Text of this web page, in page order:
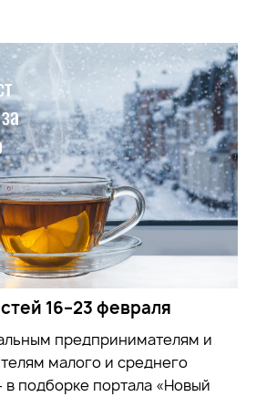
16–23 февраля
предпринимателям и
малого и среднего
в подборке портала «Новый